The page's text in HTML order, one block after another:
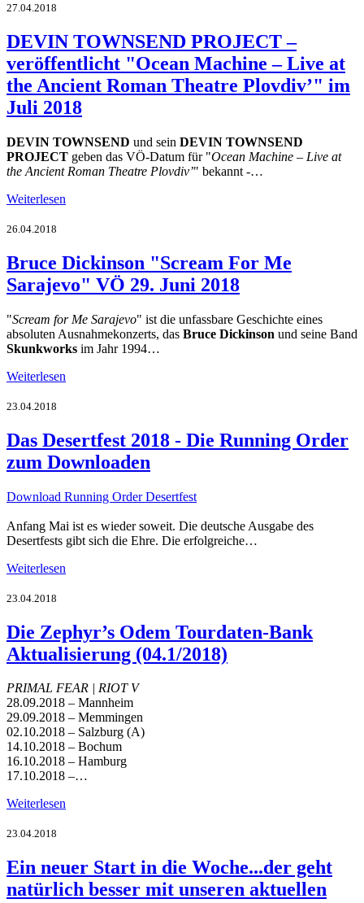
27.04.2018
DEVIN TOWNSEND PROJECT –
veröffentlicht "Ocean Machine – Live at
the Ancient Roman Theatre Plovdiv’" im
Juli 2018
DEVIN TOWNSEND und sein DEVIN TOWNSEND
PROJECT geben das VÖ-Datum für "Ocean Machine – Live at
the Ancient Roman Theatre Plovdiv’" bekannt -…
Weiterlesen
26.04.2018
Bruce Dickinson "Scream For Me
Sarajevo" VÖ 29. Juni 2018
"Scream for Me Sarajevo" ist die unfassbare Geschichte eines
absoluten Ausnahmekonzerts, das Bruce Dickinson und seine Band
Skunkworks im Jahr 1994…
Weiterlesen
23.04.2018
Das Desertfest 2018 - Die Running Order
zum Downloaden
Download Running Order Desertfest
Anfang Mai ist es wieder soweit. Die deutsche Ausgabe des
Desertfests gibt sich die Ehre. Die erfolgreiche…
Weiterlesen
23.04.2018
Die Zephyr’s Odem Tourdaten-Bank
Aktualisierung (04.1/2018)
PRIMAL FEAR | RIOT V
28.09.2018 – Mannheim
29.09.2018 – Memmingen
02.10.2018 – Salzburg (A)
14.10.2018 – Bochum
16.10.2018 – Hamburg
17.10.2018 –…
Weiterlesen
23.04.2018
Ein neuer Start in die Woche...der geht
natürlich besser mit unseren aktuellen